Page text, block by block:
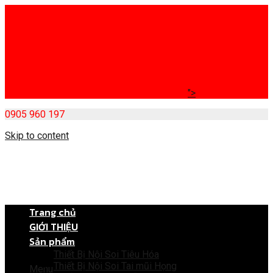
">
0905 960 197
Skip to content
Menu
Trang chủ
GIỚI THIỆU
Sản phẩm
Thiết Bị Nội Soi Tiêu Hóa
Thiết Bị Nội Soi Tai mũi Họng